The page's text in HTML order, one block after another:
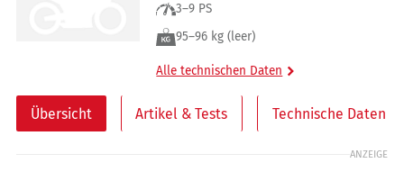
3–9 PS
95–96 kg (leer)
Alle technischen Daten
Übersicht Artikel & Tests Technische Daten
ANZEIGE